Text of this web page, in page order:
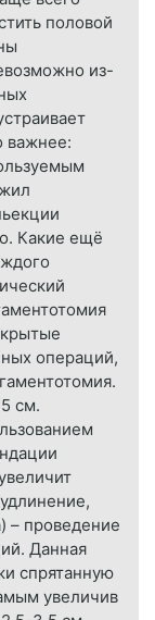
половой
из-
важнее:
Какие ещё
операций,
см.
– проведение
Данная
спрятанную
увеличив